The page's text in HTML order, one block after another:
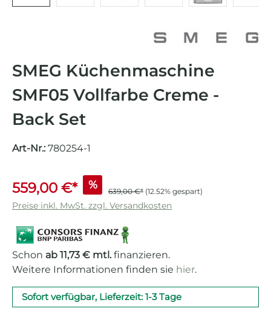
SMEG Küchenmaschine
SMF05 Vollfarbe Creme -
Back Set
Art-Nr.: 780254-1
559,00 €* % 639,00 €* (12.52% gespart)
Preise inkl. MwSt. zzgl. Versandkosten
Schon ab 11,73 € mtl. finanzieren.
Weitere Informationen finden sie hier.
Sofort verfügbar, Lieferzeit: 1-3 Tage